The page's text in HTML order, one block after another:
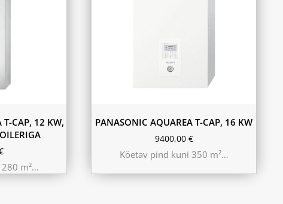
T-CAP, 12 KW,
m²…
PANASONIC AQUAREA T-CAP, 16 KW
9400,00 €
Köetav pind kuni 350 m²…